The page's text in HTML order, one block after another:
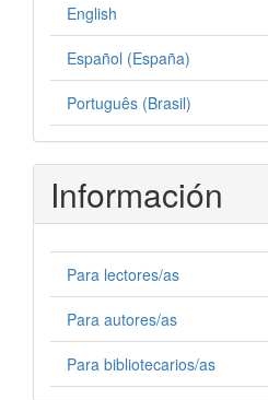
English
Español (España)
Português (Brasil)
Información
Para lectores/as
Para autores/as
Para bibliotecarios/as